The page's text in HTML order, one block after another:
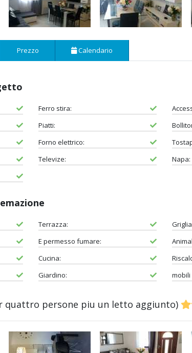
Prezzo Calendario
Ferro stira:
Piatti:
Forno elettrico:
Televize:
Napa:
Terrazza:
E permesso fumare:
Cucina:
Giardino: mobili
quattro persone piu un letto aggiunto)